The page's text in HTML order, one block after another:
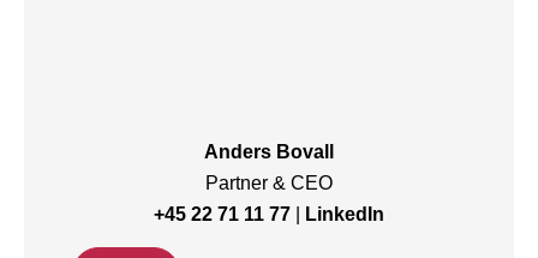
Anders Bovall
Partner & CEO
+45 22 71 11 77
LinkedIn